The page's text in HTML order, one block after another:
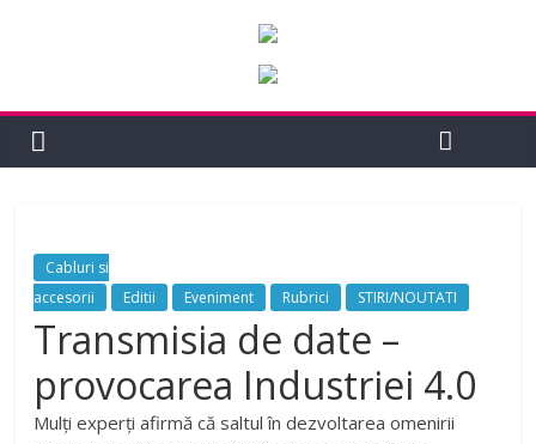
Cabluri si
accesorii
Editii Eveniment Rubrici STIRI/NOUTATI
Transmisia de date –
provocarea Industriei 4.0
Mulţi experţi afirmă că saltul în dezvoltarea omenirii